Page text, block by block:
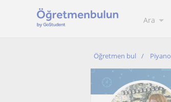
Ara
Öğretmen bul Piyano